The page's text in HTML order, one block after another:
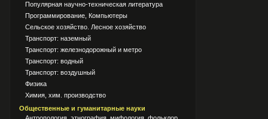
Популярная научно-техническая литература
Программирование, Компьютеры
Сельское хозяйство. Лесное хозяйство
Транспорт: наземный
Транспорт: железнодорожный и метро
Транспорт: водный
Транспорт: воздушный
Физика
Химия, хим. производство
Общественные и гуманитарные науки